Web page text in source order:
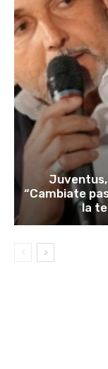
“Cambiate
la